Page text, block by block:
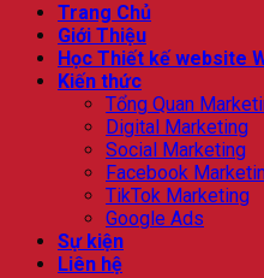
Trang Chủ
Giới Thiệu
Học Thiết kế website
Kiến thức
Tổng Quan
Digital Marketing
Social Marketing
Facebook
TikTok Marketing
Google Ads
Sự kiện
Liên hệ